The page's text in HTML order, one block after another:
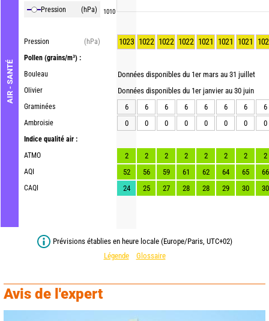
AIR - SANTÉ
Pression (hPa)
Pression
(hPa)
Pollen (grains/m³) :
Bouleau
Olivier
Graminées
Ambroisie
Indice qualité air :
ATMO
AQI
CAQI
1010
1023 1022 1022 1022 1021 1021 1021
Données disponibles du 1er mars au 31 juillet
Données disponibles du 1er janvier au 30 juin
6
6 6 6 6 6 6
6
0
0 0 0 0 0 0 0
2 2 2 2 2 2 2
2
52
56 59 61 62 64 65
66
24
25 27 28 28 29 30 30
Prévisions établies en heure locale (Europe/Paris, UTC+02)
Légende
Glossaire
Avis de l'expert